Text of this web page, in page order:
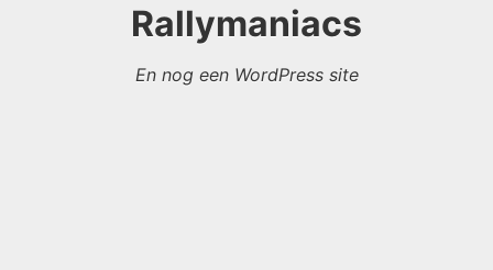
Rallymaniacs
En nog een WordPress site